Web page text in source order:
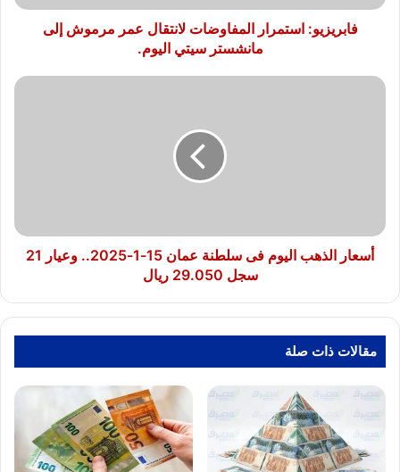
سيتي
فابريزيو: استمرار المفاوضات لانتقال عمر مرموش إلى
مانشستر سيتي اليوم.
أسعار
2025..
وعيار
أسعار الذهب اليوم فى سلطنة عمان 15-1-2025.. وعيار 21
سجل 29.050 ريال
مقالات ذات صلة